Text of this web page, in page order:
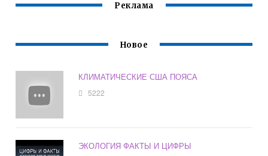
Реклама
Новое
КЛИМАТИЧЕСКИЕ США ПОЯСА
5222
ЭКОЛОГИЯ ФАКТЫ И ЦИФРЫ